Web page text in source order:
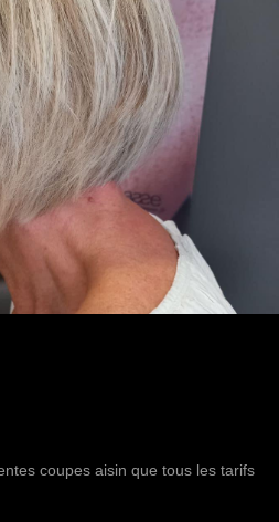
coupes aisin que tous les tarifs